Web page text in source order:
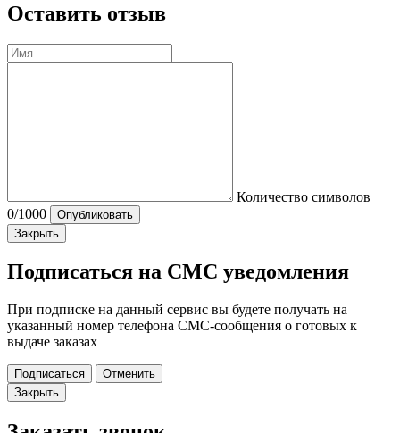
Оставить отзыв
Количество символов
0/1000
Опубликовать
Закрыть
Подписаться на СМС уведомления
При подписке на данный сервис вы будете получать на
указанный номер телефона СМС-сообщения о готовых к
выдаче заказах
Подписаться
Отменить
Закрыть